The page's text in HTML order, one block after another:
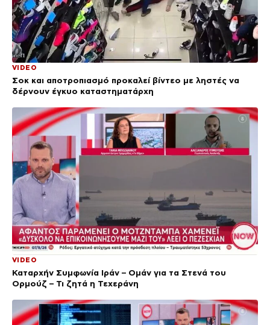
VIDEO
Σοκ και αποτροπιασμό προκαλεί βίντεο με ληστές να
δέρνουν έγκυο καταστηματάρχη
VIDEO
Καταρχήν Συμφωνία Ιράν – Ομάν για τα Στενά του
Ορμούζ – Τι ζητά η Τεχεράνη